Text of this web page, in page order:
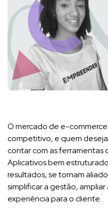
O mercado de e-
competitivo, e quem
contar com as ferramentas
Aplicativos bem
resultados, se tornam
simplificar a gestão,
experiência para o cliente.